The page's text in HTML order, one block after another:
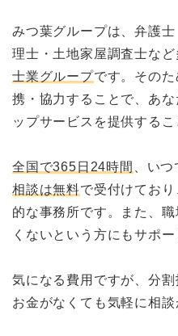
みつ葉グループは、弁護
理士・土地家屋調査士な
士業グループです。その
携・協力することで、あ
ップサービスを提供するこ
全国で365日24時間
、い
相談は無料で受付けてお
的な事務所です。また、
くないという方にもサポー
気になる費用ですが、分
お金がなくても気軽に相談